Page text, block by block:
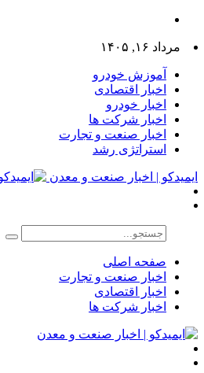
مرداد ۱۶, ۱۴۰۵
آموزش خودرو
اخبار اقتصادی
اخبار خودرو
اخبار شرکت ها
اخبار صنعت و تجارت
استراتژی رشد
ایمیدکو | اخبار صنعت و معدن
صفحه اصلی
اخبار صنعت و تجارت
اخبار اقتصادی
اخبار شرکت ها